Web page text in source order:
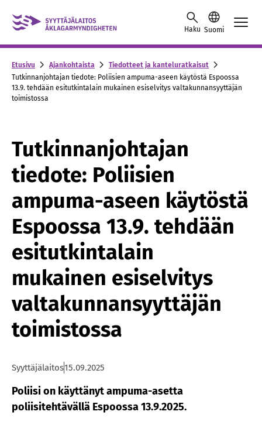
Skip to content -saavutettavuusohje
Haku Suomi
Etusivu Ajankohtaista
Tiedotteet ja kanteluratkaisut
Tutkinnanjohtajan tiedote: Poliisien ampuma-aseen käytöstä Espoossa
13.9. tehdään esitutkintalain mukainen esiselvitys valtakunnansyyttäjän
toimistossa
Tutkinnanjohtajan
tiedote: Poliisien
ampuma-aseen käytöstä
Espoossa 13.9. tehdään
esitutkintalain
mukainen esiselvitys
valtakunnansyyttäjän
toimistossa
Syyttäjälaitos15.09.2025
Poliisi on käyttänyt ampuma-asetta
poliisitehtävällä Espoossa 13.9.2025.